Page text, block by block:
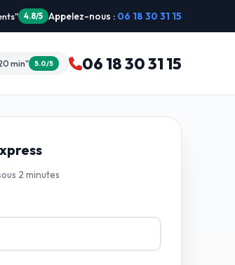
5.0/5 Appelez-nous : 06 18 30 31 15
min" 5.0/5 06 18 30 31 15
2 minutes